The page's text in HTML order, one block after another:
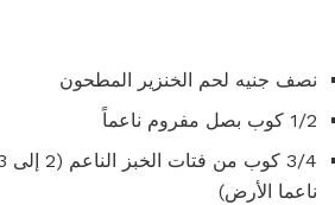
نصف جنيه لحم الخنزير المطحون
1/2 كوب بصل مفروم ناعماً
ناعما الأرض)